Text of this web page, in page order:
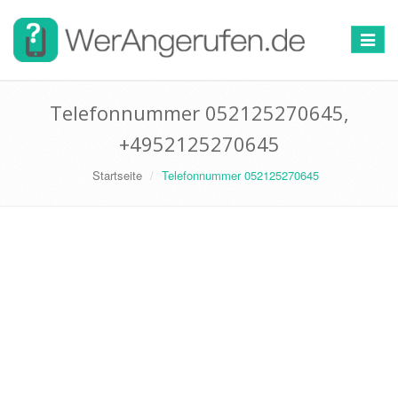
Toggle
Telefonnummer 052125270645,
+4952125270645
Startseite Telefonnummer 052125270645